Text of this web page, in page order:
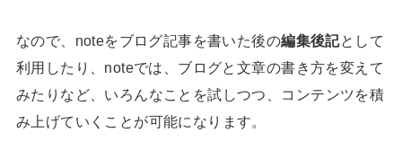
なので、noteをブログ記事を書いた後の編集後記として
利用したり、noteでは、ブログと文章の書き方を変えて
みたりなど、いろんなことを試しつつ、コンテンツを積
み上げていくことが可能になります。